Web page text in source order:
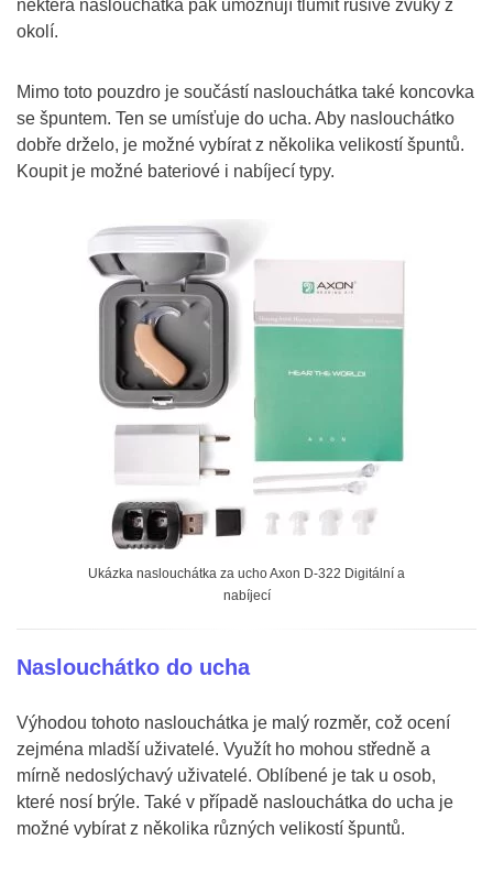
některá naslouchátka pak umožňují tlumit rušivé zvuky z
okolí.
Mimo toto pouzdro je součástí naslouchátka také koncovka
se špuntem. Ten se umísťuje do ucha. Aby naslouchátko
dobře drželo, je možné vybírat z několika velikostí špuntů.
Koupit je možné bateriové i nabíjecí typy.
Ukázka naslouchátka za ucho Axon D-322 Digitální a
nabíjecí
Naslouchátko do ucha
Výhodou tohoto naslouchátka je malý rozměr, což ocení
zejména mladší uživatelé. Využít ho mohou středně a
mírně nedoslýchavý uživatelé. Oblíbené je tak u osob,
které nosí brýle. Také v případě naslouchátka do ucha je
možné vybírat z několika různých velikostí špuntů.